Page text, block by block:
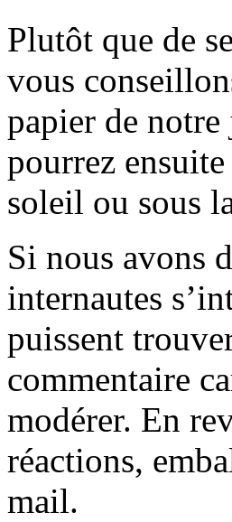
Plutôt que de
vous
papier de
pourrez
soleil ou sous
Si nous avons
internautes
puissent
commentaire
modérer. En
réactions,
mail.